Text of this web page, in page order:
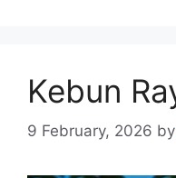
Kebun
9 February, 2026 by